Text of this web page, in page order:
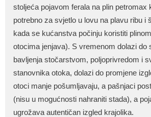
stoljeća pojavom ferala na plin petromax
potrebno za svjetlo u lovu na plavu ribu i
kada se kućanstva počinju koristiti
otocima jenjava). S vremenom dolazi do
bavljenja stočarstvom, poljoprivredom i
stanovnika otoka, dolazi do promjene
otoci manje pošumljavaju, a pašnjaci
(nisu u mogućnosti nahraniti stada), a
ugrožava autentičan izgled krajolika.